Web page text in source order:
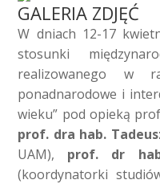
GALERIA ZDJĘĆ
W dniach 12-17
stosunki
realizowanego w
ponadnarodowe i
wieku” pod opieką
prof. dra hab.
UAM), prof. dr
(koordynatorki